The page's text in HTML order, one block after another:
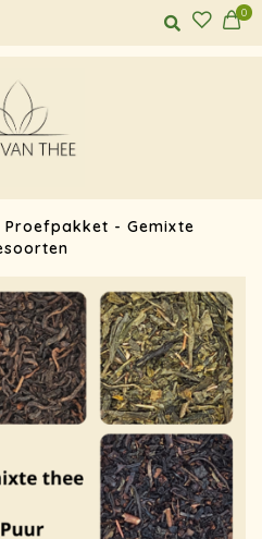
0
Proefpakket - Gemixte